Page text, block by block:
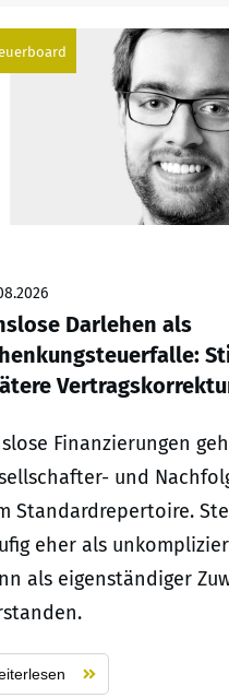
Darlehen als
Finanzierungen
und
Standardrepertoire.
eher als
als eigenständiger